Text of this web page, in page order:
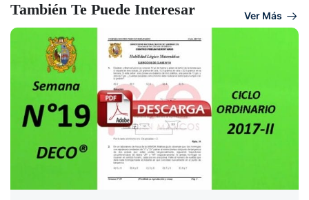
También Te Puede Interesar Ver Más